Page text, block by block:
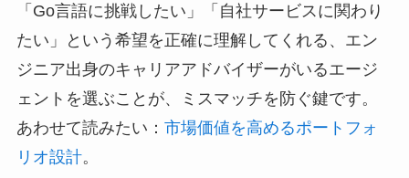
「Go言語に挑戦したい」「自社サービスに関わり
たい」という希望を正確に理解してくれる、エン
ジニア出身のキャリアアドバイザーがいるエージ
ェントを選ぶことが、ミスマッチを防ぐ鍵です。
あわせて読みたい： 市場価値を高めるポートフォ
リオ設計。